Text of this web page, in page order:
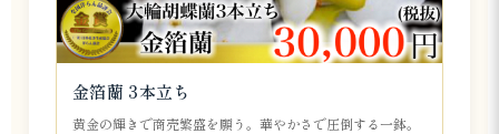
金箔蘭 3本立ち
黄金の輝きで商売繁盛を願う。華やかさで圧倒する一鉢。